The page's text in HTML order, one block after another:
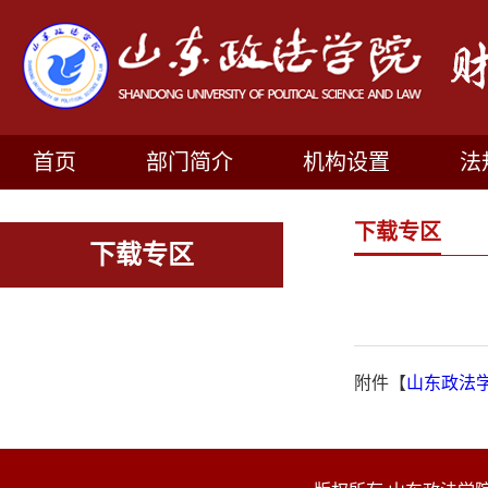
首页 部门简介 机构设置 法
下载专区
下载专区
附件【山东政法